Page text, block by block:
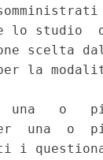
lo studio
scelta
la
una   o
una  o
i